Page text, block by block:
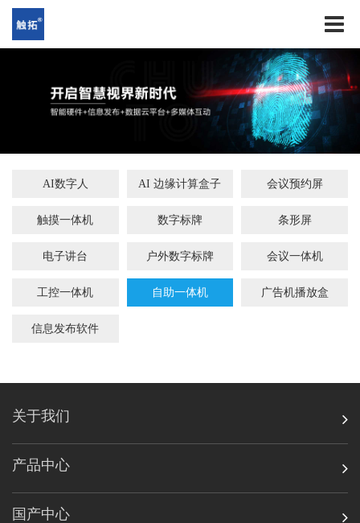
AI数字人 AI 边缘计算盒子 会议预约屏
触摸一体机 数字标牌 条形屏
电子讲台 户外数字标牌 会议一体机
工控一体机 自助一体机 广告机播放盒
信息发布软件
关于我们
产品中心
国产中心